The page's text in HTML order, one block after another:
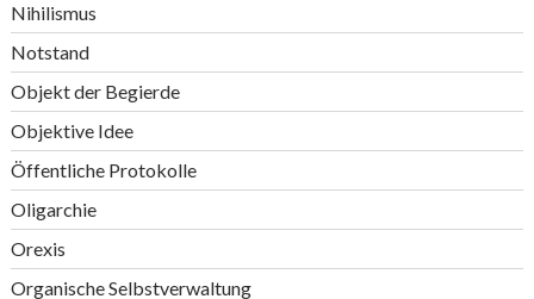
Nihilismus
Notstand
Objekt der Begierde
Objektive Idee
Öffentliche Protokolle
Oligarchie
Orexis
Organische Selbstverwaltung